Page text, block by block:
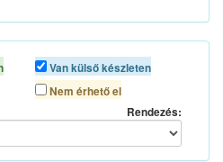
Van külső készleten
Nem érhető el
Rendezés: